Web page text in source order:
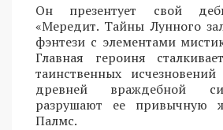
Он презентует свой
«Мередит. Тайны Лунного
фэнтези с элементами
Главная героиня
таинственных
древней враждебной
разрушают ее привычную
Палмс.